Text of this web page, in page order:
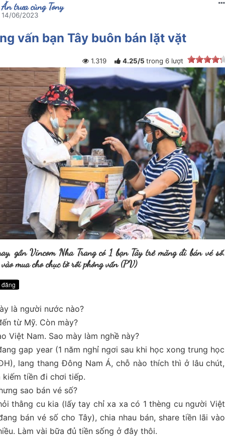
Ăn trưa cùng Tony
14/06/2023
vấn bạn Tây buôn bán lặt vặt
1.319 4.25/5 trong 6lượt
gần Vincom Nha Trang có 1 bạn Tây trẻ măng đi bán vé số.
mua cho chục tờ rồi phỏng vấn (PV)
là người nước nào?
từ Mỹ. Còn mày?
Việt Nam. Sao mày làm nghề này?
gap year (1 năm nghỉ ngơi sau khi học xong trung học
lang thang Đông Nam Á, chỗ nào thích thì ở lâu chút,
kiếm tiền đi chơi tiếp.
sao bán vé số?
thằng cu kia (lấy tay chỉ xa xa có 1 thèng cu người Việt
bán vé số cho Tây), chia nhau bán, share tiền lãi vào
Làm vài bữa đủ tiền sống ở đây thôi.